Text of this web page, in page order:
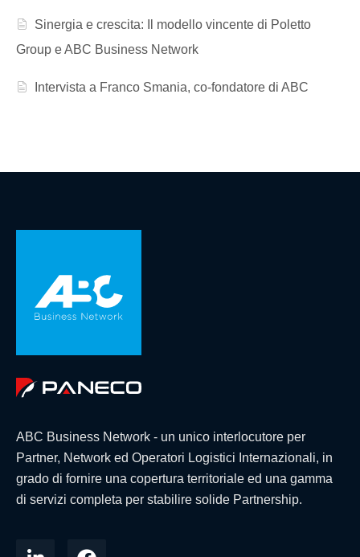
Sinergia e crescita: Il modello vincente di Poletto
Group e ABC Business Network
Intervista a Franco Smania, co-fondatore di ABC
ABC Business Network - un unico interlocutore per
Partner, Network ed Operatori Logistici Internazionali, in
grado di fornire una copertura territoriale ed una gamma
di servizi completa per stabilire solide Partnership.